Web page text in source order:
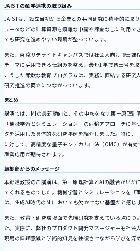
JAISTの産学連携の取り組み
JAISTは、設立当初から企業との共同研究に積極的に取
ュータなどの計算資源を煩雑な申請や課金なしに利用で
ても研究を進めやすい環境が整っています。
また、東京サテライトキャンパスでは社会人向け博士課
テーマに活用できる仕組みを整え、最短1年で博士号を
こうした柔軟な教育プログラムは、実務に直結する研究
研究推進の両立につながっています。
まとめ
講演では、MIの最新動向と、その中核をなす第一原理計
「機械学習とシミュレーション」の両輪アプローチに基
タを活用した具体的な研究事例を紹介しました。特に、
に対して、高精度な量子モンテカルロ法（QMC）が有
産業応用が期待されます。
編集部からのメッセージ
本郷准教授のご講演は、第一原理計算とAIの融合がいか
てくれるものでした。機械学習とシミュレーションを「
は、生成AI時代のMIにおいても欠かせない基盤だと感じ
また、教育・研究環境面で先端研究を支えている点につ
た。実際に、弊社のプロダクト開発マネージャーも社会
現場の課題意識と学術的知見を往復させながら学びを深